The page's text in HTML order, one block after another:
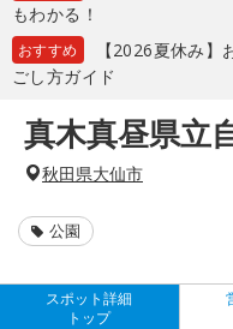
もわかる！
おすすめ
【2026夏休み
ごし方ガイド
真木真昼県立
秋田県大仙市
公園
スポット詳細
トップ